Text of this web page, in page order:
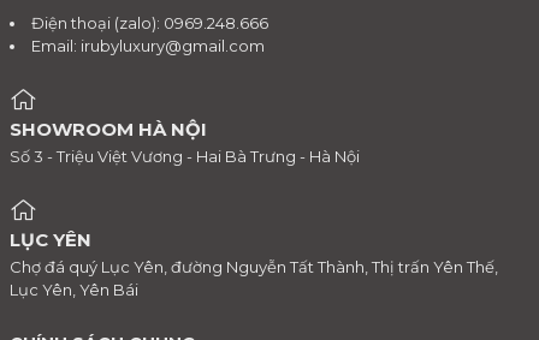
Điện thoại (zalo): 0969.248.666
Email: irubyluxury@gmail.com
SHOWROOM HÀ NỘI
Số 3 - Triệu Việt Vương - Hai Bà Trưng - Hà Nội
LỤC YÊN
Chợ đá quý Lục Yên, đường Nguyễn Tất Thành, Thị trấn Yên Thế,
Lục Yên, Yên Bái